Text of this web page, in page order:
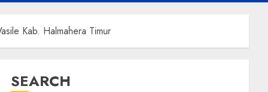
Kab. Halmahera Timur
SEARCH